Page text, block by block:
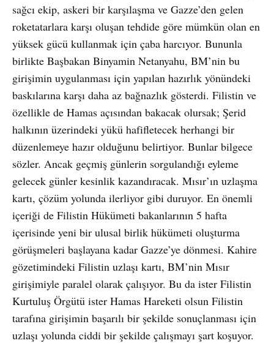
sağcı ekip, askeri bir karşılaşma ve Gazze’den gelen
roketatarlara karşı oluşan tehdide göre mümkün olan en
yüksek gücü kullanmak için çaba harcıyor. Bununla
birlikte Başbakan Binyamin Netanyahu, BM’nin bu
girişimin uygulanması için yapılan hazırlık yönündeki
baskılarına karşı daha az bağnazlık gösterdi. Filistin ve
özellikle de Hamas açısından bakacak olursak; Şerid
halkının üzerindeki yükü hafifletecek herhangi bir
düzenlemeye hazır olduğunu belirtiyor. Bunlar bilgece
sözler. Ancak geçmiş günlerin sorgulandığı eyleme
gelecek günler kesinlik kazandıracak. Mısır’ın uzlaşma
kartı, çözüm yolunda ilerliyor gibi duruyor. En önemli
içeriği de Filistin Hükümeti bakanlarının 5 hafta
içerisinde yeni bir ulusal birlik hükümeti oluşturma
görüşmeleri başlayana kadar Gazze’ye dönmesi. Kahire
gözetimindeki Filistin uzlaşı kartı, BM’nin Mısır
girişimiyle paralel olarak çalışıyor. Bu da ister Filistin
Kurtuluş Örgütü ister Hamas Hareketi olsun Filistin
tarafına girişimin başarılı bir şekilde sonuçlanması için
uzlaşı yolunda ciddi bir şekilde çalışmayı şart koşuyor.